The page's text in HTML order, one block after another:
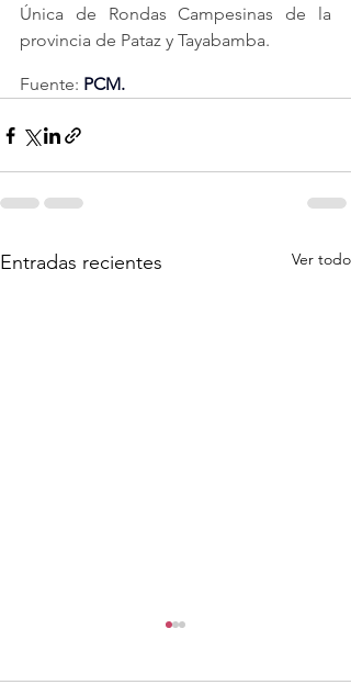
Única de Rondas Campesinas de la
provincia de Pataz y Tayabamba.
Fuente: PCM.
Entradas recientes Ver todo